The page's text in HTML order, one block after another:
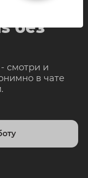
без
смотри и
в чате